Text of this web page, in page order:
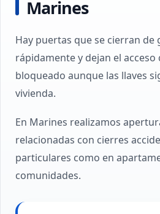
Marines
Hay puertas que se cierran de
rápidamente y dejan el
bloqueado aunque las llaves
vivienda.
En Marines realizamos
relacionadas con cierres
particulares como en
comunidades.